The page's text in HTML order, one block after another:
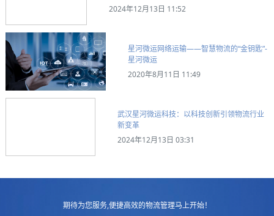
2024年12月13日 11:52
星河微运网络运输——智慧物流的“金钥匙”-
星河微运
2020年8月11日 11:49
武汉星河微运科技：以科技创新引领物流行业
新变革
2024年12月13日 03:31
期待为您服务,便捷高效的物流管理马上开始！